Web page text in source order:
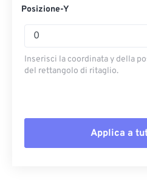
Posizione-Y
Inserisci la coordinata y della
del rettangolo di ritaglio.
Applica a